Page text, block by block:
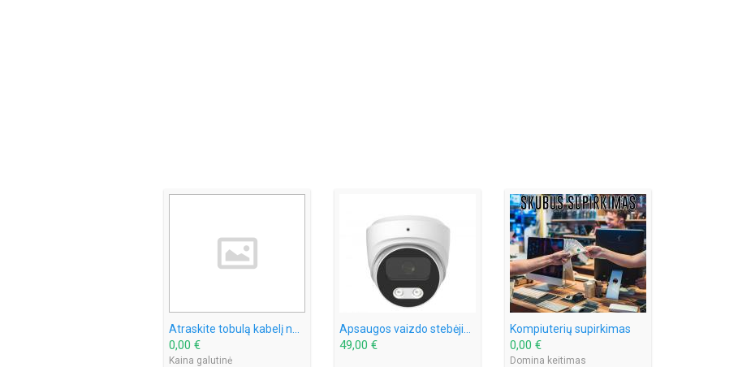
0,00 €
Kaina galutinė
49,00 €
Kompiuterių supirkimas
0,00 €
Domina keitimas